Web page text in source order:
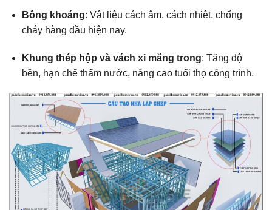
Bông khoáng: Vật liệu cách âm, cách nhiệt, chống
cháy hàng đầu hiện nay.
Khung thép hộp và vách xi măng trong: Tăng độ
bền, hạn chế thấm nước, nâng cao tuổi thọ công trình.